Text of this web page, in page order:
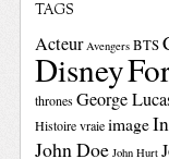
TAGS
Acteur Avengers BTS
Disney
thrones George
Histoire vraie image
John Doe John Hurt